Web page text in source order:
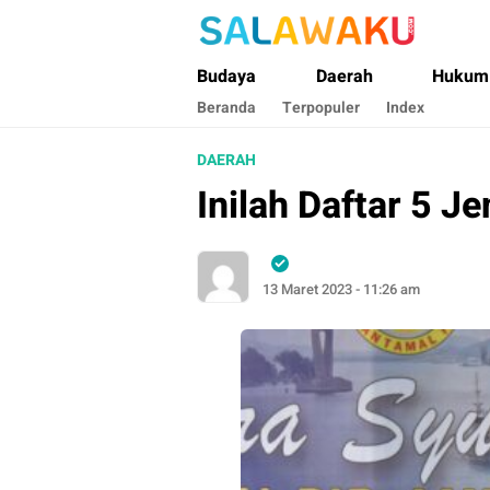
Salawaku Maluku
Salam dan Warta Anak Maluku
Budaya Daerah Hukum
Beranda Terpopuler Index
DAERAH
Inilah Daftar 5
13 Maret 2023 - 11:26 am